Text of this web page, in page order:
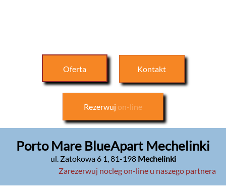
Oferta Kontakt
Rezerwuj on-line
Porto Mare BlueApart Mechelinki
ul. Zatokowa 6 1,81-198 Mechelinki
Zarezerwuj nocleg on-line u naszego partnera